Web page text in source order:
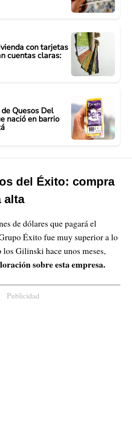
con tarjetas
cuentas claras:
Quesos Del
nació en barrio
del Éxito: compra
alta
de dólares que pagará el
Éxito fue muy superior a lo
los Gilinski hace unos meses,
sobre esta empresa.
Publicidad